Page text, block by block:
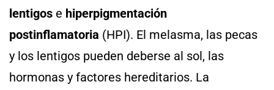
lentigos e hiperpigmentación
postinflamatoria (HPI). El melasma, las pecas
y los lentigos pueden deberse al sol, las
hormonas y factores hereditarios. La